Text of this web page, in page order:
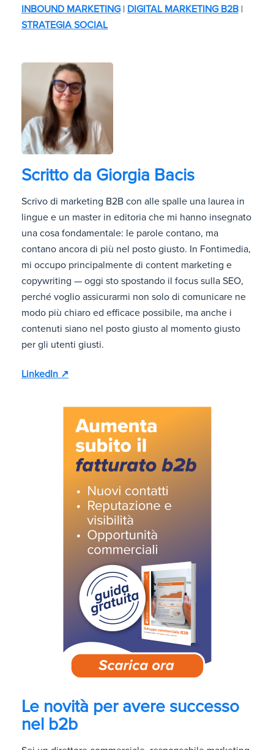
INBOUND MARKETING | DIGITAL MARKETING B2B |
STRATEGIA SOCIAL
Scritto da Giorgia Bacis
Scrivo di marketing B2B con alle spalle una laurea in
lingue e un master in editoria che mi hanno insegnato
una cosa fondamentale: le parole contano, ma
contano ancora di più nel posto giusto. In Fontimedia,
mi occupo principalmente di content marketing e
copywriting — oggi sto spostando il focus sulla SEO,
perché voglio assicurarmi non solo di comunicare ne
modo più chiaro ed efficace possibile, ma anche i
contenuti siano nel posto giusto al momento giusto
per gli utenti giusti.
LinkedIn ↗
Le novità per avere successo
nel b2b